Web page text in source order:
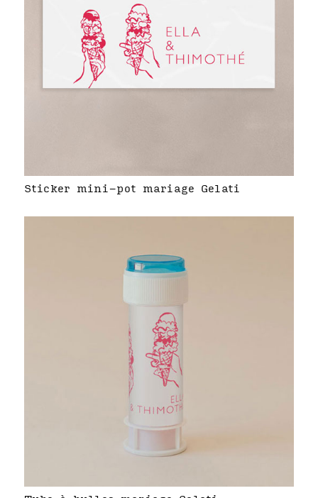
Sticker mini-pot mariage Gelati